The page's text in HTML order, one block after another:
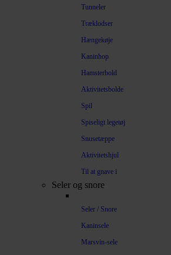
Tunneler
Træklodser
Hængekøje
Kaninhop
Hamsterbold
Aktivitetsbolde
Spil
Spiseligt legetøj
Snusetæppe
Aktivitetshjul
Til at gnave i
Seler og snore
Seler / Snore
Kaninsele
Marsvin-sele